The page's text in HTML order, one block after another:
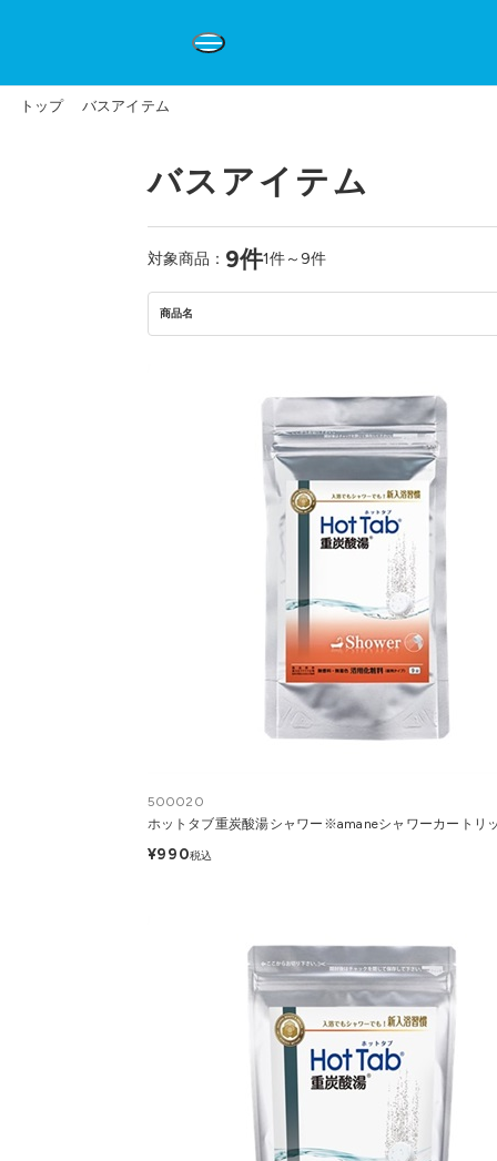
トップ バスアイテム
バスアイテム
対象商品： 9件1件～9件
商品名
500020
ホットタブ重炭酸湯シャワー※amaneシャワーカート
¥990税込